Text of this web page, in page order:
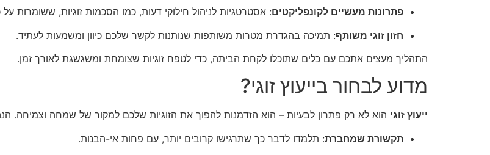
פתרונות מעשיים לקונפליקטים: אסטרטגיות לניהול חילוקי דעות, כמו הסכמות זוגיות, ששומרות על
חזון זוגי משותף: תמיכה בהגדרת מטרות משותפות שנותנות לקשר שלכם כיוון ומשמעות לעתיד.
התהליך מעצים אתכם עם כלים שתוכלו לקחת הביתה, כדי לטפח זוגיות שצומחת ומשגשגת לאורך זמן.
מדוע לבחור בייעוץ זוגי?
ייעוץ זוגי הוא לא רק פתרון לבעיות – הוא הזדמנות להפוך את הזוגיות שלכם למקור של שמחה וצמיחה.
תקשורת שמחברת: תלמדו לדבר כך שתרגישו קרובים יותר, עם פחות אי-הבנות.